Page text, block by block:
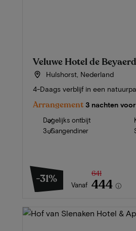
Veluwe Hotel de Beyaerd
Hulshorst, Nederland
4-Daags verblijf in een
Arrangement 3 nachten
Dagelijks ontbijt
3-Gangendiner
-31% Vanaf
641
444